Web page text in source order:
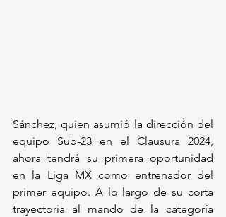
Sánchez, quien asumió la dirección del
equipo Sub-23 en el Clausura 2024,
ahora tendrá su primera oportunidad
en la Liga MX como entrenador del
primer equipo. A lo largo de su corta
trayectoria al mando de la categoría